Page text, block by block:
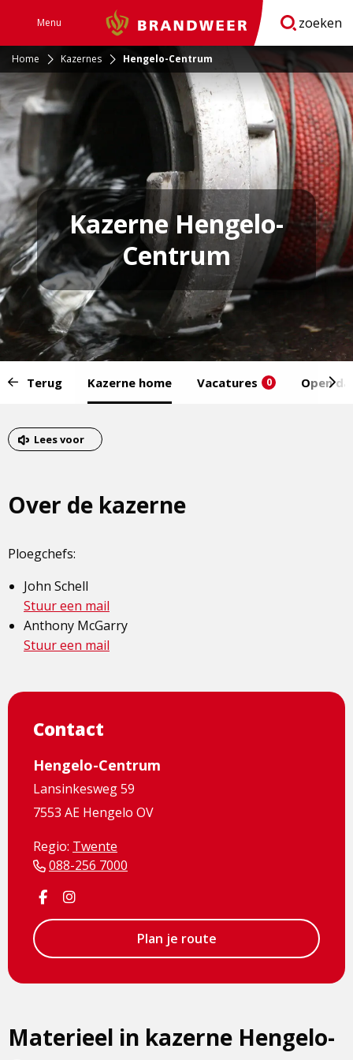
Menu Brandweer zoeken
Home Kazernes Hengelo-Centrum
Kazerne Hengelo-
Centrum
van
menu:
Terug Kazerne home Vacatures 0 Open
van
het
Lees voor
Over de kazerne
Ploegchefs:
John Schell
Stuur een mail
Anthony McGarry
Stuur een mail
Contact
Hengelo-Centrum
Lansinkesweg 59
7553 AE Hengelo OV
Regio: Twente
088-256 7000
Visit
Facebook
Visit
Instagram
Plan je route
Materieel in kazerne Hengelo-